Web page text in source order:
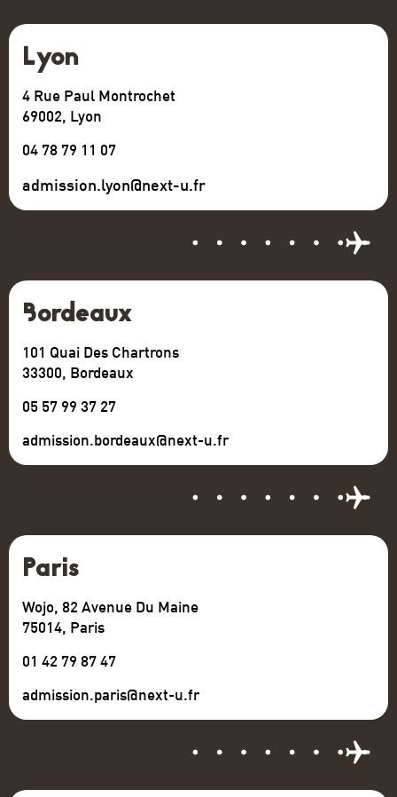
Lyon
4 Rue Paul Montrochet
69002, Lyon
04 78 79 11 07
admission.lyon@next-u.fr
Bordeaux
101 Quai Des Chartrons
33300, Bordeaux
05 57 99 37 27
admission.bordeaux@next-u.fr
Paris
Wojo, 82 Avenue Du Maine
75014, Paris
01 42 79 87 47
admission.paris@next-u.fr